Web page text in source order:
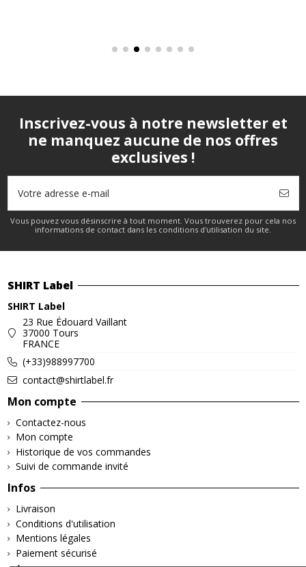
Inscrivez-vous à notre newsletter et
ne manquez aucune de nos offres
exclusives !
Vous pouvez vous désinscrire à tout moment. Vous trouverez pour cela nos
informations de contact dans les conditions d'utilisation du site.
SHIRT Label
SHIRT Label
23 Rue Édouard Vaillant
37000 Tours
FRANCE
(+33)988997700
contact@shirtlabel.fr
Mon compte
Contactez-nous
Mon compte
Historique de vos commandes
Suivi de commande invité
Infos
Livraison
Conditions d'utilisation
Mentions légales
Paiement sécurisé